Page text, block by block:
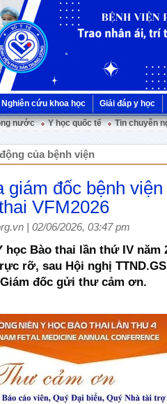
Nghiên cứu khoa học
Giải đáp y học
nước Y học quốc tế
Tin chuyên
của bệnh viện
đốc bệnh
VFM2026
| 02/06/2026, 03:47 pm
Bào thai lần thứ IV năm
rỡ, sau Hội nghị
đốc gửi thư cảm ơn.